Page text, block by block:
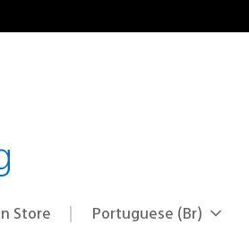
Store Selecione
Região
Portuguese (Br)